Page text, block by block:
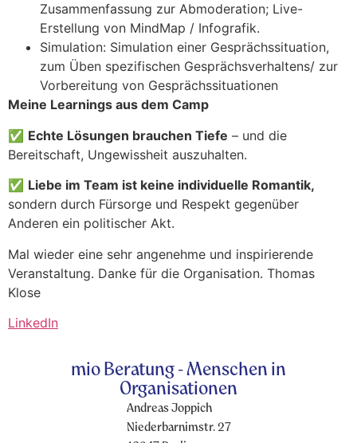
Zusammenfassung zur Abmoderation; Live-
Erstellung von MindMap / Infografik.
Simulation: Simulation einer Gesprächssituation,
zum Üben spezifischen Gesprächsverhaltens/ zur
Vorbereitung von Gesprächssituationen
Meine Learnings aus dem Camp
✅ Echte Lösungen brauchen Tiefe – und die
Bereitschaft, Ungewissheit auszuhalten.
✅ Liebe im Team ist keine individuelle Romantik,
sondern durch Fürsorge und Respekt gegenüber
Anderen ein politischer Akt.
Mal wieder eine sehr angenehme und inspirierende
Veranstaltung. Danke für die Organisation. Thomas
Klose
LinkedIn
mio Beratung - Menschen in
Organisationen
Andreas Joppich
Niederbarnimstr. 27